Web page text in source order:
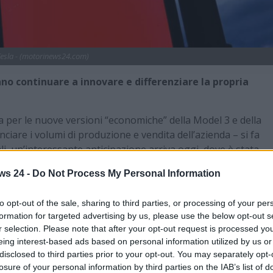
24 - Do Not Process My Personal Information
opt-out of the sale, sharing to third parties, or processing of your
for targeted advertising by us, please use the below opt-out
selection. Please note that after your opt-out request is processed
interest-based ads based on personal information utilized by us
to third parties prior to your opt-out. You may separately
of your personal information by third parties on the IAB’s list of
continuare a innovare e differenziare la propria
le nuove versioni “economiche” della Model 3 e della
i volumi di produzione e vendita dell’azienda – si fa
un’interessante anticipazione arriva oggi, dove è stata
Y
insieme.
SUV elettrico californiano arrivano da fonti ufficiali. Tesla